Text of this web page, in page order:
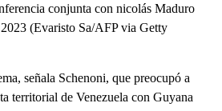
conjunta con nicolás Maduro
(Evaristo Sa/AFP via Getty
señala Schenoni, que preocupó a
territorial de Venezuela con Guyana